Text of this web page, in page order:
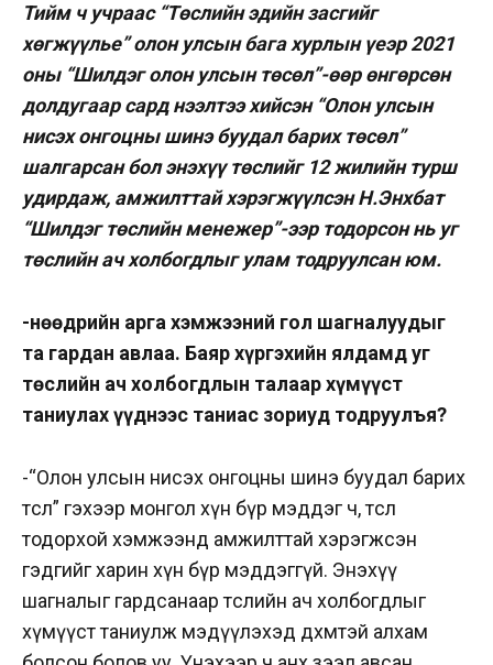
Тийм ч учраас “Төслийн эдийн засгийг
хөгжүүлье” олон улсын бага хурлынүеэр 2021
оны “Шилдэг олон улсын төсөл”-өөр өнгөрсөн
долдугаар сард нээлтээ хийсэн “Олон улсын
нисэх онгоцны шинэ буудал барих төсөл”
шалгарсан бол энэхүү төслийг 12 жилийн турш
удирдаж, амжилттай хэрэгжүүлсэн Н.Энхбат
“Шилдэг төслийн менежер”-ээр тодорсон нь уг
төслийн ач холбогдлыг улам тодруулсан юм.
-Өнөөдрийн арга хэмжээний гол шагналуудыг
та гардан авлаа. Баяр хүргэхийн ялдамд уг
төслийн ач холбогдлын талаар хүмүүст
таниулах үүднээс таниас зориуд тодруулъя?
-“Олон улсын нисэх онгоцны шинэ буудал барих
төсөл” гэхээр монгол хүн бүр мэддэг ч, төсөл
тодорхой хэмжээнд амжилттай хэрэгжсэн
гэдгийг харин хүн бүр мэддэггүй. Энэхүү
шагналыг гардсанаар төслийн ач холбогдлыг
хүмүүст таниулж мэдүүлэхэд дөхөмтэй алхам